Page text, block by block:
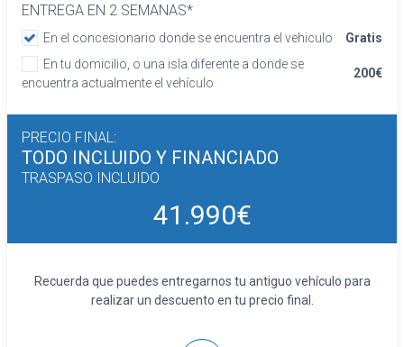
ENTREGA EN 2 SEMANAS*
En el concesionario donde se encuentra el vehiculo
Gratis
En tu domicilio, o una isla diferente a donde se
encuentra actualmente el vehículo
200€
PRECIO FINAL:
TODO INCLUIDO Y FINANCIADO
TRASPASO INCLUIDO
41.990€
Recuerda que puedes entregarnos tu antiguo vehículo para
realizar un descuento en tu precio final.